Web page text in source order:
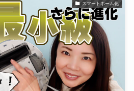
スマートホーム化